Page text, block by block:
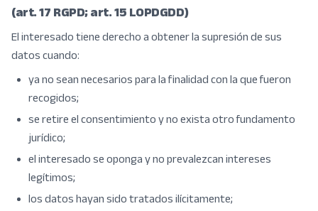
(art. 17 RGPD; art. 15 LOPDGDD)
El interesado tiene derecho a obtener la supresión de sus
datos cuando:
ya no sean necesarios para la finalidad con la que fueron
recogidos;
se retire el consentimiento y no exista otro fundamento
jurídico;
el interesado se oponga y no prevalezcan intereses
legítimos;
los datos hayan sido tratados ilícitamente;